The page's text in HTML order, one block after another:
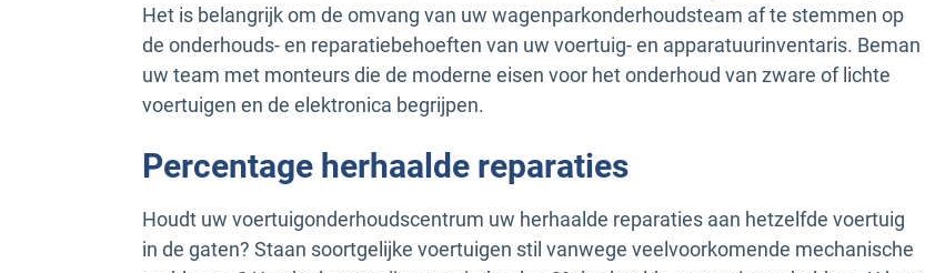
Het is belangrijk om de omvang van uw wagenparkonderhoudsteam af te stemmen op
de onderhouds- en reparatiebehoeften van uw voertuig- en apparatuurinventaris. Beman
uw team met monteurs die de moderne eisen voor het onderhoud van zware of lichte
voertuigen en de elektronica begrijpen.
Percentage herhaalde reparaties
Houdt uw voertuigonderhoudscentrum uw herhaalde reparaties aan hetzelfde voertuig
in de gaten? Staan soortgelijke voertuigen stil vanwege veelvoorkomende mechanische